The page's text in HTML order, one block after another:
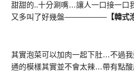
甜甜的..十分涮嘴…讓人一口接一口
又多叫了好幾盤—————–【韓式
其實泡菜可以加肉一起下肚…不過
通的模樣其實並不會太辣…帶有